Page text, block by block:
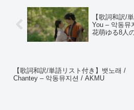
【歌詞和訳/
You – 악동뮤
花萌ゆる8人
【歌詞和訳/単語リスト付き】뱃노래 /
Chantey – 악동뮤지션 / AKMU